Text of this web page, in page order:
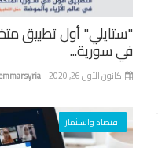
"ستايلي" أول تطبيق
في سورية...
كانون الأول 26, 2020
اقتصاد واستثمار